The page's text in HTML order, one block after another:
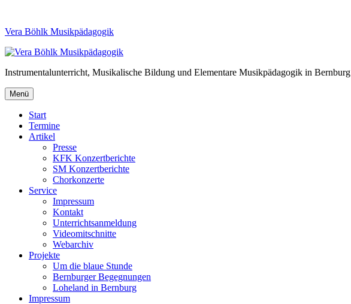
Vera Böhlk Musikpädagogik
Instrumentalunterricht, Musikalische Bildung und Elementare Musikpädagogik in Bernburg
Menü
Start
Termine
Artikel
Presse
KFK Konzertberichte
SM Konzertberichte
Chorkonzerte
Service
Impressum
Kontakt
Unterrichtsanmeldung
Videomitschnitte
Webarchiv
Projekte
Um die blaue Stunde
Bernburger Begegnungen
Loheland in Bernburg
Impressum